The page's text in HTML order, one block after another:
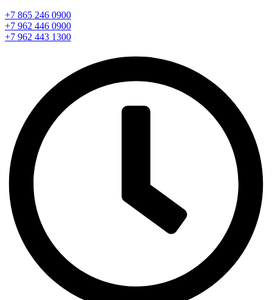
+7 865 246 0900
+7 962 446 0900
+7 962 443 1300